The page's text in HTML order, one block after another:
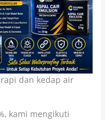
dan kedap air
kami mengikuti